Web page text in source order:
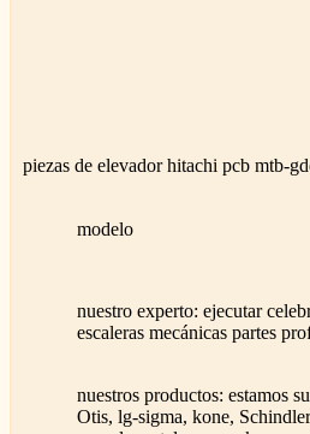
piezas de elevador hitachi pcb mtb-
modelo
nuestro experto: ejecutar
escaleras mecánicas partes
nuestros productos: estamos
Otis, lg-sigma, kone,